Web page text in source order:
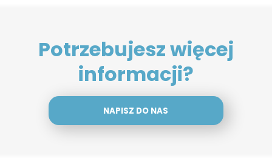
Potrzebujesz więcej
informacji?
NAPISZ DO NAS